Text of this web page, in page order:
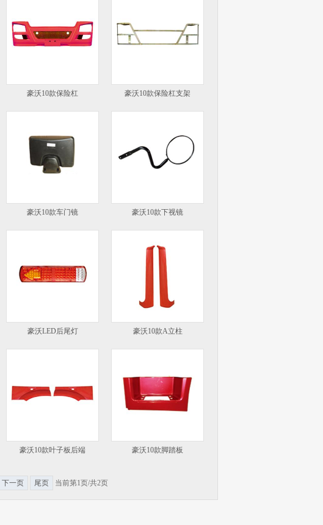
豪沃10款保险杠 豪沃10款保险杠支架
豪沃10款车门镜 豪沃10款下视镜
豪沃LED后尾灯 豪沃10款A立柱
豪沃10款叶子板后端 豪沃10款脚踏板
下一页 尾页 当前第1页/共2页